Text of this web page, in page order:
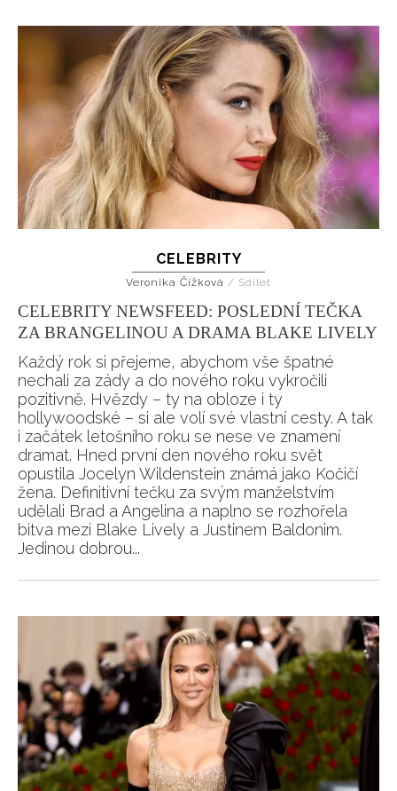
CELEBRITY
Veronika Čížková / Sdílet
CELEBRITY NEWSFEED: POSLEDNÍ TEČKA
ZA BRANGELINOU A DRAMA BLAKE LIVELY
Každý rok si přejeme, abychom vše špatné
nechali za zády a do nového roku vykročili
pozitivně. Hvězdy – ty na obloze i ty
hollywoodské – si ale volí své vlastní cesty. A tak
i začátek letošního roku se nese ve znamení
dramat. Hned první den nového roku svět
opustila Jocelyn Wildenstein známá jako Kočičí
žena. Definitivní tečku za svým manželstvím
udělali Brad a Angelina a naplno se rozhořela
bitva mezi Blake Lively a Justinem Baldonim.
Jedinou dobrou...